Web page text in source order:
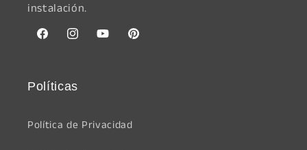
instalación.
FacebookInstagramYouTubePinterest
Políticas
Política de Privacidad